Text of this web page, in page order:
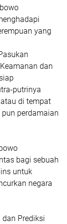
yang
dan
putrinya
di tempat
pun perdamaian
bagi sebuah
untuk
negara
Prediksi